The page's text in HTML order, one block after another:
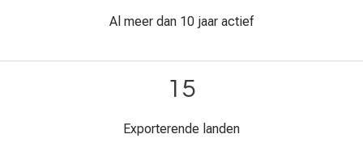
Al meer dan 10 jaar actief
15
Exporterende landen